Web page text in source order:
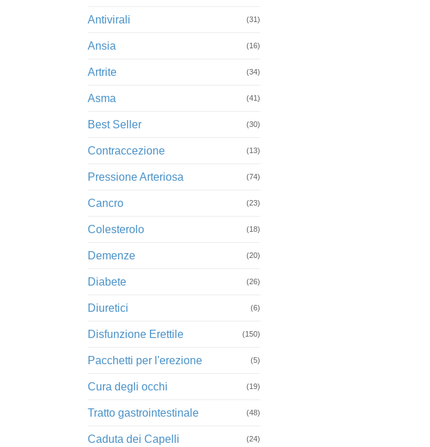
Antivirali (31)
Ansia (16)
Artrite (34)
Asma (41)
Best Seller (30)
Contraccezione (13)
Pressione Arteriosa (74)
Cancro (23)
Colesterolo (18)
Demenze (20)
Diabete (26)
Diuretici (6)
Disfunzione Erettile (150)
Pacchetti per l'erezione (5)
Cura degli occhi (19)
Tratto gastrointestinale (48)
Caduta dei Capelli (24)